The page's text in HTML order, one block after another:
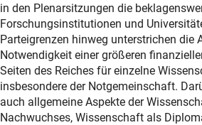
in den Plenarsitzungen die
Forschungsinstitutionen und
Parteigrenzen hinweg unterstrichen die
Notwendigkeit einer größeren
Seiten des Reiches für einzelne
insbesondere der Notgemeinschaft.
auch allgemeine Aspekte der
Nachwuchses, Wissenschaft als